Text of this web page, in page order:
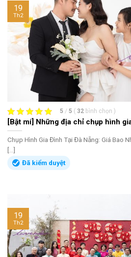
5 / 5 ( 32 bình chọn )
[Bật mí] Những địa chỉ chụp hình
Chụp Hình Gia Đình Tại Đà Nẵng: Giá Bao
[...]
Đã kiểm duyệt
19
Th2
19
Th2